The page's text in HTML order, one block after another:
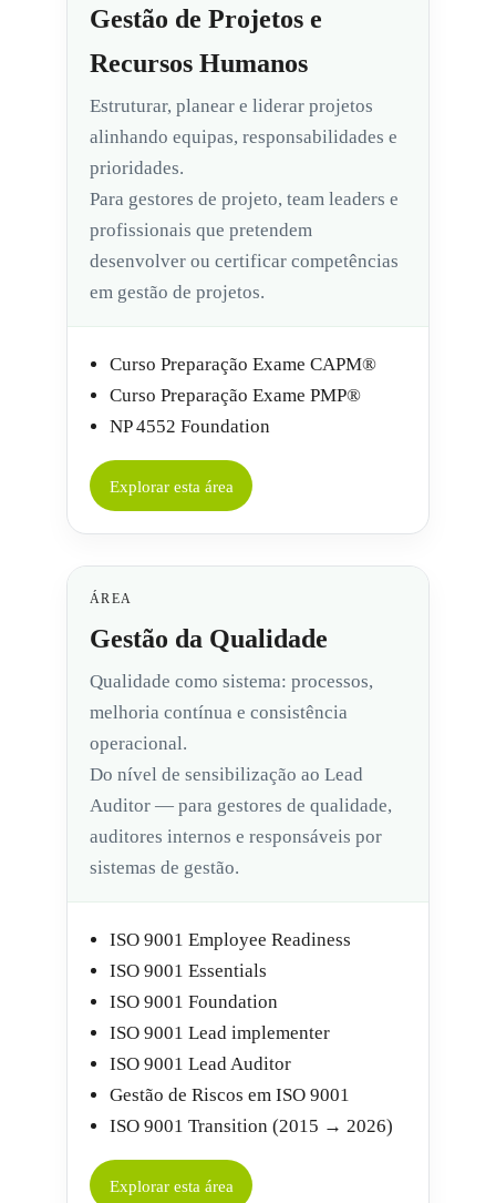
Gestão de Projetos e
Recursos Humanos
Estruturar, planear e liderar projetos
alinhando equipas, responsabilidades e
prioridades.
Para gestores de projeto, team leaders e
profissionais que pretendem
desenvolver ou certificar competências
em gestão de projetos.
Curso Preparação Exame CAPM®
Curso Preparação Exame PMP®
NP 4552 Foundation
Explorar esta área
ÁREA
Gestão da Qualidade
Qualidade como sistema: processos,
melhoria contínua e consistência
operacional.
Do nível de sensibilização ao Lead
Auditor — para gestores de qualidade,
auditores internos e responsáveis por
sistemas de gestão.
ISO 9001 Employee Readiness
ISO 9001 Essentials
ISO 9001 Foundation
ISO 9001 Lead implementer
ISO 9001 Lead Auditor
Gestão de Riscos em ISO 9001
ISO 9001 Transition (2015 → 2026)
Explorar esta área